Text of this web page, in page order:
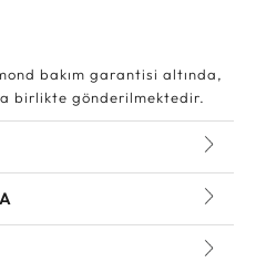
bakım garantisi altında,
birlikte gönderilmektedir.